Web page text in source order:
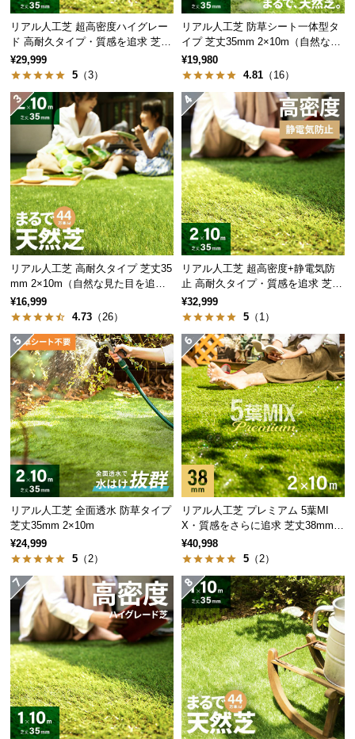
セ
ル
に
つ
い
て
証
に
つ
い
て
会
員
規
約
に
つ
い
て
お
客
サ
ポ
ー
ト
お
知
ら
せ
ブ
リアル人工芝 超高密度ハイグレー
ド 高耐久タイプ・質感を追求 芝丈
35mm 2×10m
¥29,999
5 （3）
リアル人工芝 防草シート一体型タ
イプ 芝丈35mm 2×10m（自然な見
た目追求・U字ピン付）
¥19,980
4.81 （16）
リアル人工芝 高耐久タイプ 芝丈35
mm 2×10m（自然な見た目を追
求・U字ピン付属）
¥16,999
4.73 （26）
リアル人工芝 超高密度+静電気防
止 高耐久タイプ・質感を追求 芝丈
35mm 2×10m
¥32,999
5 （1）
リアル人工芝 全面透水 防草タイプ
芝丈35mm 2×10m
¥24,999
5 （2）
リアル人工芝 プレミアム 5葉MI
X・質感をさらに追求 芝丈38mm 2
×10m
¥40,998
5 （2）